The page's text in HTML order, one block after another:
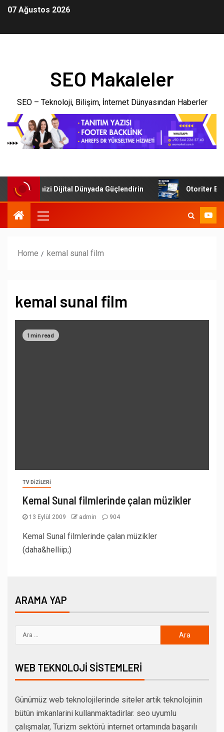
07 Ağustos 2026
SEO Makaleler
SEO – Teknoloji, Bilişim, İnternet Dünyasından Haberler
İşletmenizi Dijital Dünyada Güçlendirin Otoriter
Home kemal sunal film
kemal sunal film
1 min read
TV DIZILERI
Kemal Sunal filmlerinde çalan müzikler
13 Eylül 2009 admin 904
Kemal Sunal filmlerinde çalan müzikler
(daha&helliip;)
ARAMA YAP
WEB TEKNOLOJI SISTEMLERI
Günümüz web teknolojilerinde siteler artik teknolojinin
bütün imkanlarini kullanmaktadirlar. seo uyumlu
çalışmalar, Turizm sektörü internet ortamında başarılı